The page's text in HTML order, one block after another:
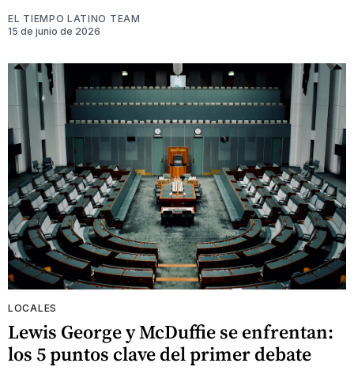
EL TIEMPO LATINO TEAM
15 de junio de 2026
LOCALES
Lewis George y McDuffie se enfrentan:
los 5 puntos clave del primer debate